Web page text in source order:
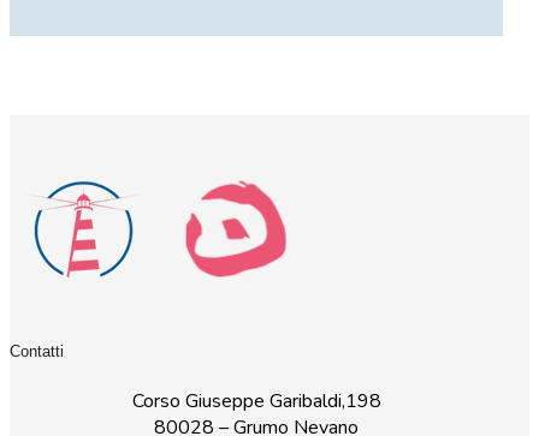
Contatti
Corso Giuseppe Garibaldi,198
80028 – Grumo Nevano